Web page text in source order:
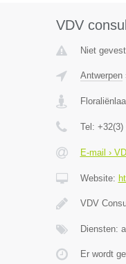
VDV
Niet
Antwerpen
Tel: +32(3)
E-mail ›
Website:
VDV
Diensten:
Er wordt